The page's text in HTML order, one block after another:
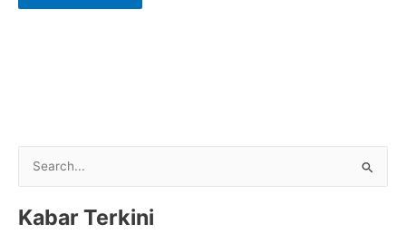
a
Kabar Terkini